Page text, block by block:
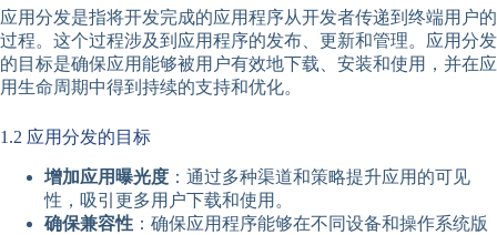
应用分发是指将开发完成的应用程序从开发者传递到终端用户的
过程。这个过程涉及到应用程序的发布、更新和管理。应用分发
的目标是确保应用能够被用户有效地下载、安装和使用，并在应
用生命周期中得到持续的支持和优化。
1.2 应用分发的目标
增加应用曝光度 ：通过多种渠道和策略提升应用的可见
性，吸引更多用户下载和使用。
确保兼容性 ：确保应用程序能够在不同设备和操作系统版